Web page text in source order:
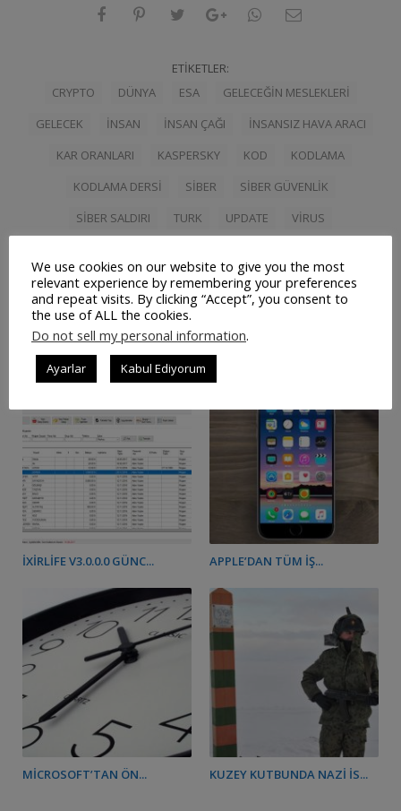
ETIKETLER:
CRYPTO
DÜNYA ESA
GELECEĞIN MESLEKLERI
GELECEK
INSAN INSAN ÇAĞI
INSANSIZ HAVA ARACI
KAR ORANLARI
KASPERSKY KOD
KODLAMA
KODLAMA DERSI
SIBER
SIBER GÜVENLIK
SIBER SALDIRI
TURK UPDATE
VIRUS
İlişkili Yazılar
IXIRLIFE V3.0.0.0 GÜNC... APPLE’DAN TÜM İŞ...
MICROSOFT’TAN ÖN... KUZEY KUTBUNDA NAZI İS...
We use cookies on our website to give you the most
relevant experience by remembering your preferences
and repeat visits. By clicking “Accept”, you consent to
the use of ALL the cookies.
Do not sell my personal information.
Ayarlar Kabul Ediyorum